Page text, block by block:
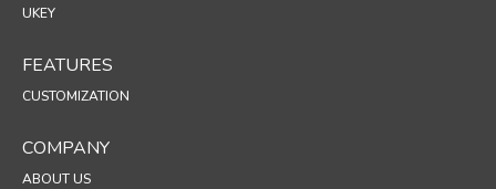
UKEY
FEATURES
CUSTOMIZATION
COMPANY
ABOUT US